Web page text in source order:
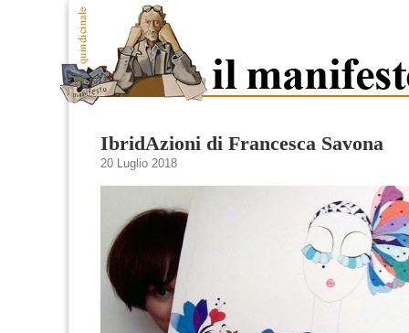
IbridAzioni di Francesca Savona
20 Luglio 2018